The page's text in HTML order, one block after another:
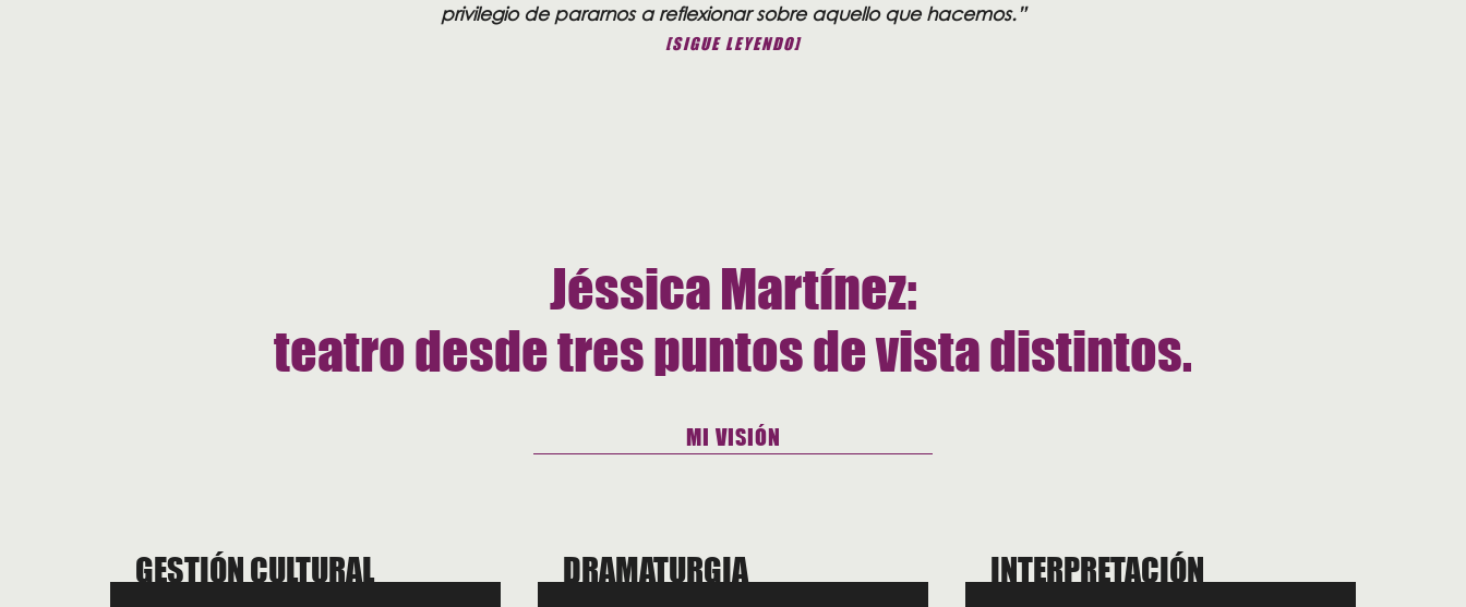
privilegio de pararnos a reflexionar sobre aquello que hacemos.”
[SIGUE LEYENDO]
Jéssica Martínez:
teatro desde tres puntos de vista distintos.
MI VISIÓN
GESTIÓN CULTURAL DRAMATURGIA INTERPRETACIÓN